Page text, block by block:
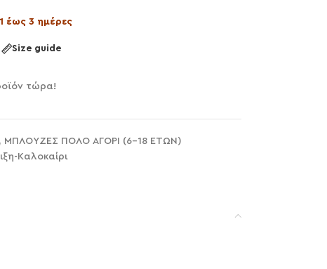
έως 3 ημέρες
Size guide
τώρα!
, ΜΠΛΟΥΖΕΣ ΠΟΛΟ ΑΓΟΡΙ (6-18 ΕΤΩΝ)
Καλοκαίρι